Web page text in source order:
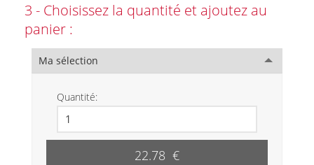
3 - Choisissez la quantité et ajoutez au
panier :
Ma sélection
Quantité:
22.78 €